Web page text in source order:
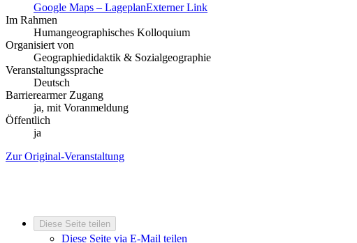
Google Maps – LageplanExterner Link
Im Rahmen
Humangeographisches Kolloquium
Organisiert von
Geographiedidaktik & Sozialgeographie
Veranstaltungssprache
Deutsch
Barrierearmer Zugang
ja, mit Voranmeldung
Öffentlich
ja
Zur Original-Veranstaltung
Diese Seite teilen
Diese Seite via E-Mail teilen